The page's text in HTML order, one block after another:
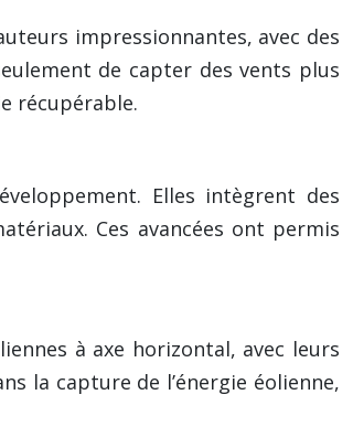
impressionnantes, avec des
de capter des vents plus
récupérable.
Elles intègrent des
Ces avancées ont permis
à axe horizontal, avec leurs
la capture de l’énergie éolienne,